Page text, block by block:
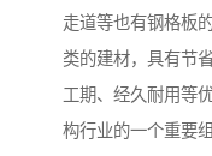
走道等也有钢格板
类的建材，具有节
工期、经久耐用等
构行业的一个重要